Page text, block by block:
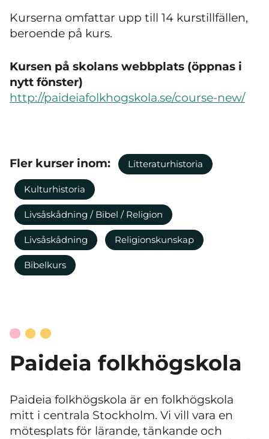
Kurserna omfattar upp till 14 kurstillfällen,
beroende på kurs.
Kursen på skolans webbplats (öppnas i
nytt fönster)
http://paideiafolkhogskola.se/course-new/
Fler kurser inom: Litteraturhistoria
Kulturhistoria
Livsåskådning / Bibel / Religion
Livsåskådning Religionskunskap
Bibelkurs
Paideia folkhögskola
Paideia folkhögskola är en folkhögskola
mitt i centrala Stockholm. Vi vill vara en
mötesplats för lärande, tänkande och